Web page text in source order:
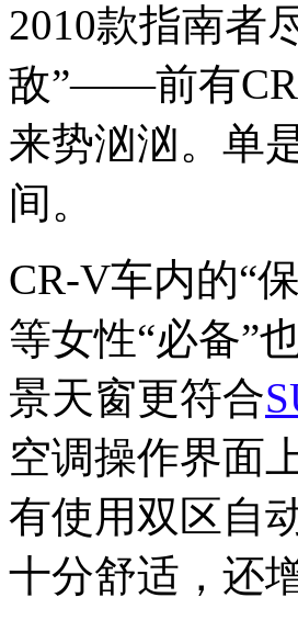
2010款指南者
敌”——前有
来势汹汹。单
间。
CR-V车内的“
等女性“必备”
景天窗更符合
空调操作界面
有使用双区自
十分舒适，还